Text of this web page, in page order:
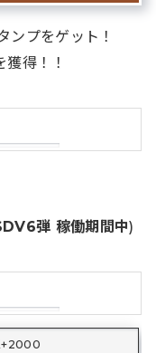
ンプをゲット！
得！！
弾 稼働期間中)
+2000